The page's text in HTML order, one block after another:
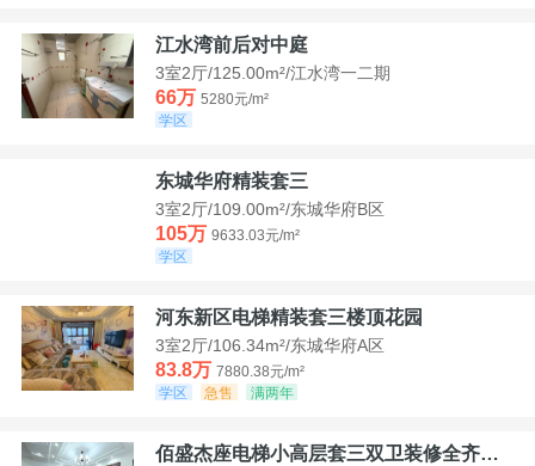
江水湾前后对中庭
3室2厅/125.00m²/江水湾一二期
66万 5280元/m²
学区
东城华府精装套三
3室2厅/109.00m²/东城华府B区
105万 9633.03元/m²
学区
河东新区电梯精装套三楼顶花园
3室2厅/106.34m²/东城华府A区
83.8万 7880.38元/m²
学区
急售 满两年
佰盛杰座电梯小高层套三双卫装修全齐诚意出售